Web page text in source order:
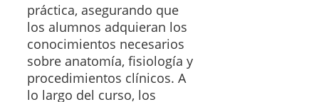
práctica, asegurando que
los alumnos adquieran los
conocimientos necesarios
sobre anatomía, fisiología y
procedimientos clínicos. A
lo largo del curso, los